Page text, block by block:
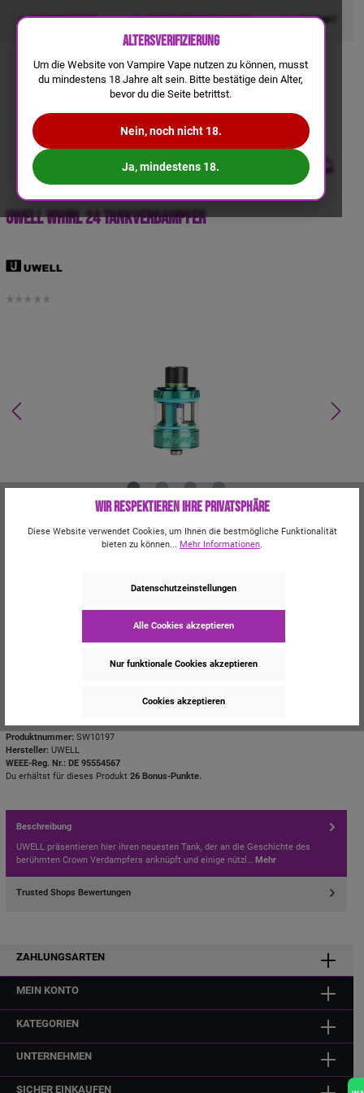
LIQUIDRECHNER GRATIS VERSAND AB 50€ KONTAKT
UWELL Whirl 24 Tankverdampfer
24,29 €* %
26,99 €* (10% gespart)
Kauf 4x 10ml E-Liquid und sicher dir 25% Rabatt!
Kauf 2x Longfill und sicher dir 25% Rabatt!
Kauf 2x Shortfill und sicher dir 25% Rabatt!
Produktnummer: SW10197
Hersteller: UWELL
WEEE-Reg. Nr.: DE 95554567
Du erhältst für dieses Produkt 26 Bonus-Punkte.
Beschreibung
UWELL präsentieren hier ihren neuesten Tank, der an die Geschichte des
berühmten Crown Verdampfers anknüpft und einige nützl… Mehr
Trusted Shops Bewertungen
ZAHLUNGSARTEN
MEIN KONTO
KATEGORIEN
UNTERNEHMEN
SICHER EINKAUFEN
Wir respektieren Ihre Privatsphäre
Diese Website verwendet Cookies, um Ihnen die bestmögliche Funktionalität
bieten zu können... Mehr Informationen.
Datenschutzeinstellungen
Alle Cookies akzeptieren
Nur funktionale Cookies akzeptieren
Cookies akzeptieren
Altersverifizierung
Um die Website von Vampire Vape nutzen zu können, musst
du mindestens 18 Jahre alt sein. Bitte bestätige dein Alter,
bevor du die Seite betrittst.
Nein, noch nicht 18.
Ja, mindestens 18.